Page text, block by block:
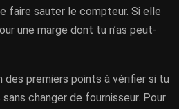
faire sauter le compteur. Si elle
une marge dont tu n’as peut-
des premiers points à vérifier si tu
changer de fournisseur. Pour